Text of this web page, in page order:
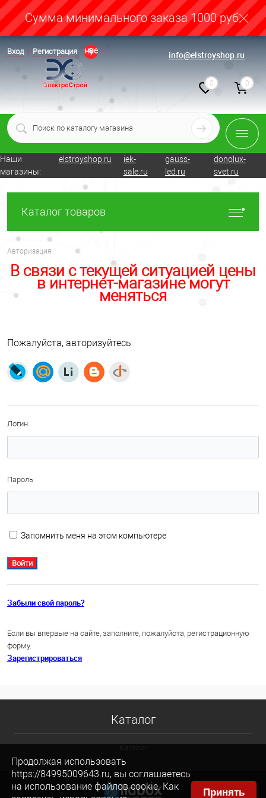
Cумма минимального заказа 1000 руб.
Вход Регистрация
Определение info@elstroyshop.ru
0 0
Наши
магазины:
elstroyshop.ru
iek-
sale.ru
gauss-
led.ru
donolux-
svet.ru
Каталог товаров
Авторизация
В связи с текущей ситуацией цены
в интернет-магазине могут
меняться
Пожалуйста, авторизуйтесь
Логин
Пароль
Запомнить меня на этом компьютере
Забыли свой пароль?
Если вы впервые на сайте, заполните, пожалуйста, регистрационную
форму.
Зарегистрироваться
Каталог
Продолжая использовать
https://84995009643.ru, вы соглашаетесь
на использование файлов cookie. Как
Принять